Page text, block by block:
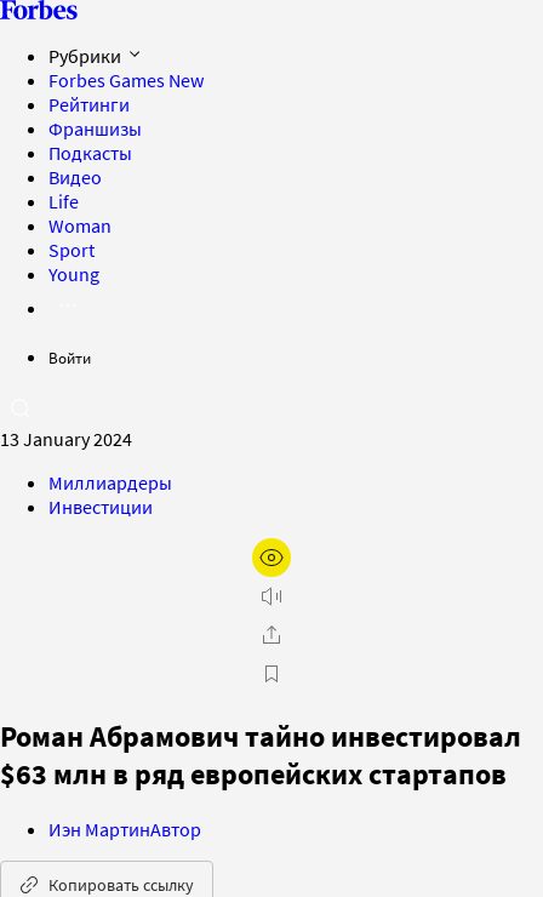
Рубрики
Forbes Games New
Рейтинги
Франшизы
Подкасты
Видео
Life
Woman
Sport
Young
Войти
13 January 2024
Миллиардеры
Инвестиции
Роман Абрамович тайно инвестировал
$63 млн в ряд европейских стартапов
Иэн МартинАвтор
Копировать ссылку